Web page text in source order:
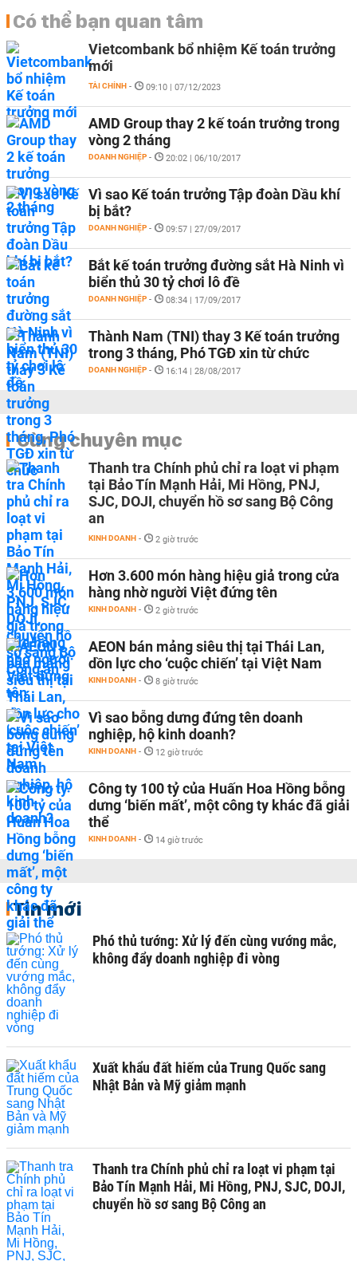
Có thể bạn quan tâm
Vietcombank bổ nhiệm Kế toán trưởng
mới
TÀI CHÍNH - 09:10 | 07/12/2023
AMD Group thay 2 kế toán trưởng trong
vòng 2 tháng
DOANH NGHIỆP - 20:02 | 06/10/2017
Vì sao Kế toán trưởng Tập đoàn Dầu khí
bị bắt?
DOANH NGHIỆP - 09:57 | 27/09/2017
Bắt kế toán trưởng đường sắt Hà Ninh vì
biển thủ 30 tỷ chơi lô đề
DOANH NGHIỆP - 08:34 | 17/09/2017
Thành Nam (TNI) thay 3 Kế toán trưởng
trong 3 tháng, Phó TGĐ xin từ chức
DOANH NGHIỆP - 16:14 | 28/08/2017
Cùng chuyên mục
Thanh tra Chính phủ chỉ ra loạt vi phạm
tại Bảo Tín Mạnh Hải, Mi Hồng, PNJ,
SJC, DOJI, chuyển hồ sơ sang Bộ Công
an
KINH DOANH - 2 giờ trước
Hơn 3.600 món hàng hiệu giả trong cửa
hàng nhờ người Việt đứng tên
KINH DOANH - 2 giờ trước
AEON bán mảng siêu thị tại Thái Lan,
dồn lực cho ‘cuộc chiến’ tại Việt Nam
KINH DOANH - 8 giờ trước
Vì sao bỗng dưng đứng tên doanh
nghiệp, hộ kinh doanh?
KINH DOANH - 12 giờ trước
Công ty 100 tỷ của Huấn Hoa Hồng bỗng
dưng ‘biến mất’, một công ty khác đã giải
thể
KINH DOANH - 14 giờ trước
Tin mới
Phó thủ tướng: Xử lý đến cùng vướng mắc,
không đẩy doanh nghiệp đi vòng
Xuất khẩu đất hiếm của Trung Quốc sang
Nhật Bản và Mỹ giảm mạnh
Thanh tra Chính phủ chỉ ra loạt vi phạm tại
Bảo Tín Mạnh Hải, Mi Hồng, PNJ, SJC, DOJI,
chuyển hồ sơ sang Bộ Công an